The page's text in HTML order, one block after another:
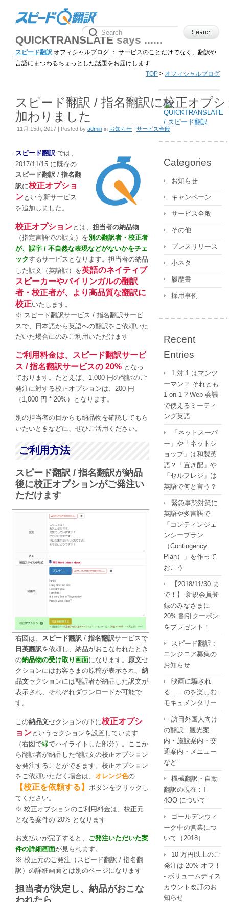
QUICKTRANSLATE says ......
スピード翻訳 オフィシャルブログ ： サービスのことだけでなく、翻訳や
言語にまつわるちょっとした話題をお届けします
TOP > オフィシャルブログ
スピード翻訳 / 指名翻訳に校正オプ
加わりました
11月 15th, 2017 | Posted by admin in お知らせ | サービス全般
スピード翻訳 では、
2017/11/15 に既存の
スピード翻訳 / 指名翻
訳に校正オプショ
ンという新サービス
を追加しました。
校正オプションとは、 担当者の納品物
（指定言語での訳文）を別の翻訳者・校正者
が、誤字 / 不自然な表現などがないかをチェ
ックするサービスとなります。担当者の納品
した訳文（英語訳）を英語のネイティブ
スピーカーやバイリンガルの翻訳
者・校正者が、より高品質な翻訳に
校正いたします。
※ スピード翻訳サービス / 指名翻訳サービ
スで、日本語から英語への翻訳をご依頼いた
だいた場合にのみご利用いただけます
ご利用料金は、スピード翻訳サービ
ス / 指名翻訳サービスの 20% となっ
ております。たとえば、1,000 円の翻訳のご
発注に対する校正オプションは、200 円
（1,000 円 * 20%）となります。
別の担当者の目からも納品物を確認してもら
いたいときなどに、ぜひご活用ください。
ご利用方法
スピード翻訳 / 指名翻訳が納品
後に校正オプションがご発注い
ただけます
右図は、 スピード翻訳 / 指名翻訳サービスで
日英翻訳を依頼し、納品がおこなわれたとき
の納品物の受け取り画面になります。 原文セ
クションにはお客さまの原稿が表示され、 納
品文セクションには翻訳者が納品した訳文が
表示され、それぞれダウンロードが可能で
す。
この納品文セクションの下に校正オプシ
ョンというセクションを設置しています
（右図で緑でハイライトした部分）。ここか
ら翻訳者が納品した翻訳文の校正オプション
を発注することができます。校正オプション
をご依頼いただく場合は、 オレンジ色の
【校正を依頼する】 ボタンをクリックし
てください。
※ 校正オプションのご利用料金は、校正元
となる案件の 20% となります
お支払いが完了すると、 ご発注いただいた案
件の詳細画面が見られます。
※ 校正元のご発注（スピード翻訳 / 指名翻
訳）の詳細画面とは別のページになります
担当者が決定し、納品がおこな
Categories
お知らせ
キャンペーン
サービス全般
その他
プレスリリース
小ネタ
履歴書
採用事例
Recent
Entries
1 対 1 はマンツ
ーマン？ それとも
1 on 1 ? Web 会議
で使えるミーティ
ング英語
「ネットスーパ
ー」や「ネットシ
ョップ」は和製英
語？「置き配」や
「セルフレジ」は
英語で何と言う？
緊急事態対策に
英語や多言語で
「コンティンジェ
ンシープラン
（Contingency
Plan）」を作って
おこう
【2018/11/30 ま
で！】 新規会員登
録のみなさまに
20% 割引クーポン
をプレゼント！
スピード翻訳 :
エンジニア募集の
お知らせ
映画に騙され
る……のを楽しむ :
モキュメンタリー
訪日外国人向け
の翻訳 : 観光案
内・施設案内・交
通案内・メニュー
など
機械翻訳・自動
翻訳の現在 : T-
4OO について
ゴールデンウィ
ーク中の営業につ
いて（2018）
10 万円以上のご
発注は 20% オフ！
- ボリュームディス
カウント改訂のお
知らせ